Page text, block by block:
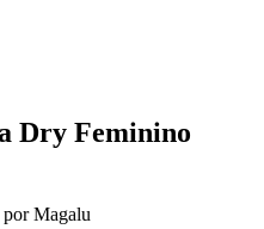
Dry Feminino
por Magalu